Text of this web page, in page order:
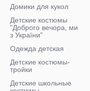
Домики для кукол
Детские костюмы
"Доброго вечора, ми
з України"
Одежда детская
Детские костюмы-
тройки
Детские школьные